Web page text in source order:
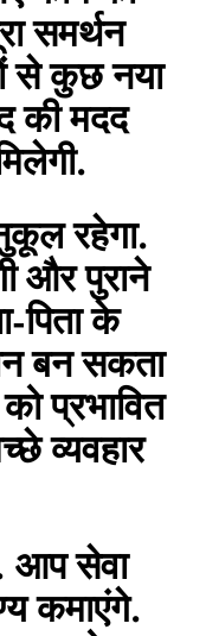
समर्थन
से कुछ नया
की मदद
रहेगा.
और पुराने
पिता के
बन सकता
प्रभावित
व्यवहार
आप सेवा
कमाएंगे.